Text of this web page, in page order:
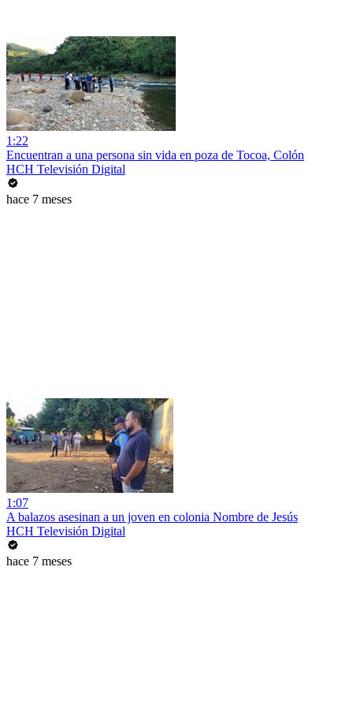
1:22
Encuentran a una persona sin vida en poza de Tocoa, Colón
HCH Televisión Digital
hace 7 meses
1:07
A balazos asesinan a un joven en colonia Nombre de Jesús
HCH Televisión Digital
hace 7 meses